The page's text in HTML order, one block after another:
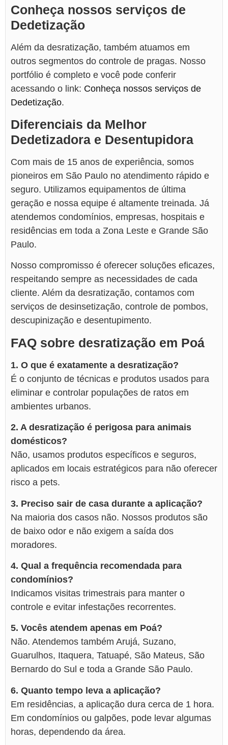
Conheça nossos serviços de
Dedetização
Além da desratização, também atuamos em
outros segmentos do controle de pragas. Nosso
portfólio é completo e você pode conferir
acessando o link: Conheça nossos serviços de
Dedetização.
Diferenciais da Melhor
Dedetizadora e Desentupidora
Com mais de 15 anos de experiência, somos
pioneiros em São Paulo no atendimento rápido e
seguro. Utilizamos equipamentos de última
geração e nossa equipe é altamente treinada. Já
atendemos condomínios, empresas, hospitais e
residências em toda a Zona Leste e Grande São
Paulo.
Nosso compromisso é oferecer soluções eficazes,
respeitando sempre as necessidades de cada
cliente. Além da desratização, contamos com
serviços de desinsetização, controle de pombos,
descupinização e desentupimento.
FAQ sobre desratização em Poá
1. O que é exatamente a desratização?
É o conjunto de técnicas e produtos usados para
eliminar e controlar populações de ratos em
ambientes urbanos.
2. A desratização é perigosa para animais
domésticos?
Não, usamos produtos específicos e seguros,
aplicados em locais estratégicos para não oferecer
risco a pets.
3. Preciso sair de casa durante a aplicação?
Na maioria dos casos não. Nossos produtos são
de baixo odor e não exigem a saída dos
moradores.
4. Qual a frequência recomendada para
condomínios?
Indicamos visitas trimestrais para manter o
controle e evitar infestações recorrentes.
5. Vocês atendem apenas em Poá?
Não. Atendemos também Arujá, Suzano,
Guarulhos, Itaquera, Tatuapé, São Mateus, São
Bernardo do Sul e toda a Grande São Paulo.
6. Quanto tempo leva a aplicação?
Em residências, a aplicação dura cerca de 1 hora.
Em condomínios ou galpões, pode levar algumas
horas, dependendo da área.